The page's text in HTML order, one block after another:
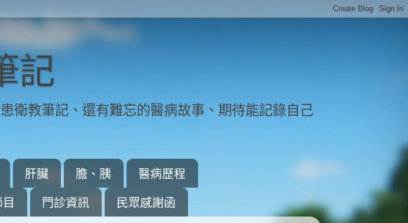
記
衛教筆記、還有難忘的醫病故事、期待能記錄自己
肝臟 膽、胰 醫病歷程
門診資訊 民眾感謝函